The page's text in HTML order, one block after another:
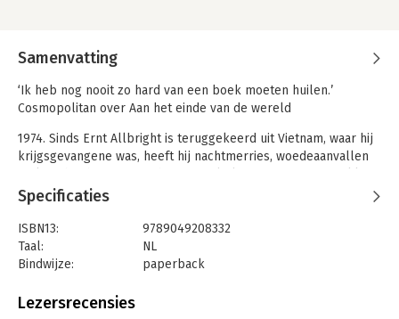
Samenvatting
‘Ik heb nog nooit zo hard van een boek moeten huilen.’
Cosmopolitan over Aan het einde van de wereld
1974. Sinds Ernt Allbright is teruggekeerd uit Vietnam, waar hij
krijgsgevangene was, heeft hij nachtmerries, woedeaanvallen
Op een dag neemt hij een impulsieve beslissing: hij verhuist
met zijn gezin naar Alaska om daar een zelfvoorzienend
bestaan te gaan leiden. Zijn dertienjarige dochter Leni hoopt
dat die drastische stap hun eindelijk rust zal brengen. Haar
moeder is bereid alles te doen voor de man van wie ze houdt
moet volgen naar het einde van de wereld.
Specificaties
ISBN13:
9789049208332
Taal:
NL
Bindwijze:
paperback
Uitgever:
Lezersrecensies